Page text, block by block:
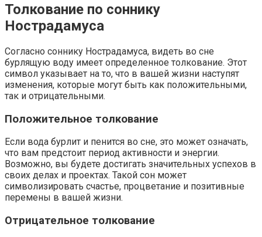
Толкование по соннику
Нострадамуса
Согласно соннику Нострадамуса, видеть во сне
бурлящую воду имеет определенное толкование. Этот
символ указывает на то, что в вашей жизни наступят
изменения, которые могут быть как положительными,
так и отрицательными.
Положительное толкование
Если вода бурлит и пенится во сне, это может означать,
что вам предстоит период активности и энергии.
Возможно, вы будете достигать значительных успехов в
своих делах и проектах. Такой сон может
символизировать счастье, процветание и позитивные
перемены в вашей жизни.
Отрицательное толкование